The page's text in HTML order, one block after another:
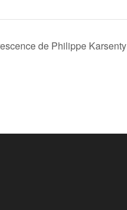
de Philippe Karsenty